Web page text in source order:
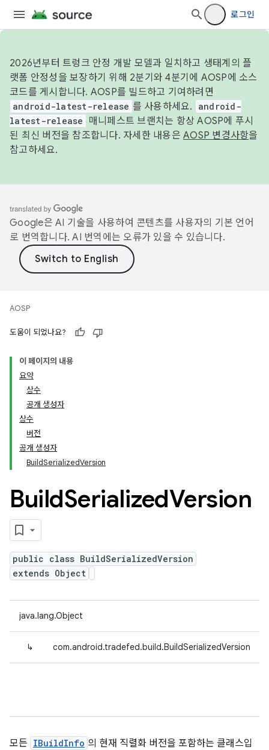
로그인
2026년부터 트렁크 안정 개발 모델과 일치하고 생태계의 플
랫폼 안정성을 보장하기 위해 2분기와 4분기에 AOSP에 소스
코드를 게시합니다. AOSP를 빌드하고 기여하려면
android-latest-release 를 사용하세요.
android-
latest-release
매니페스트 브랜치는 항상 AOSP에 푸시
된 최신 버전을 참조합니다. 자세한 내용은 AOSP 변경사항을
참고하세요.
Google은 AI 기술을 사용하여 콘텐츠를 사용자의 기본 언어
로 번역합니다. AI 번역에는 오류가 있을 수 있습니다.
AOSP
도움이 되었나요?
이 페이지의 내용
요약
상수
공개 생성자
상수
버전
공개 생성자
BuildSerializedVersion
BuildSerializedVersion
public class BuildSerializedVersion
extends Object
java.lang.Object
↳ com.android.tradefed.build.BuildSerializedVersion
모든 IBuildInfo 의 현재 직렬화 버전을 포함하는 클래스입